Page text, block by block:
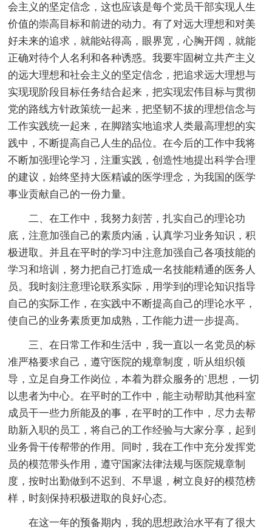
会主义的坚定信念，这也应该是每个党员干部实现人生
价值的崇高目标和前进的动力。有了对远大理想和对美
好未来的追求，就能站得高，眼界宽，心胸开阔，就能
正确对待个人名利和各种诱惑。我要牢固树立共产主义
的远大理想和社会主义的坚定信念，把追求远大理想与
实现现阶段目标任务结合起来，把实现宏伟目标与贯彻
党的路线方针政策统一起来，把坚韧不拔的理想信念与
工作实践统一起来，在脚踏实地追求人类最高理想的实
践中，不断提高自己人生的品位。在今后的工作中我将
不断加强理论学习，注重实践，创造性地提出科学合理
的建议，始终坚持大医精诚的医学理念，为我国的医学
事业贡献自己的一份力量。
二、在工作中，我努力刻苦，扎实自己的理论功
底，注意加强自己的素质内涵，认真学习业务知识，积
极进取。并且在平时的学习中注意加强自己各项技能的
学习和培训，努力把自己打造成一名技能精通的医务人
员。我时刻注意理论联系实际，用学到的理论知识指导
自己的实际工作，在实践中不断提高自己的理论水平，
使自己的业务素质更加成熟，工作能力进一步提高。
三、在日常工作和生活中，我一直以一名党员的标
准严格要求自己，遵守医院的规章制度，听从组织领
导，立足自身工作岗位，本着为群众服务的`思想，一切
以患者为中心。在平时的工作中，能主动帮助其他科室
成员干一些力所能及的事，在平时的工作中，尽力去帮
助新入职的员工，将自己的工作经验与大家分享，起到
业务骨干传帮带的作用。同时，我在工作中充分发挥党
员的模范带头作用，遵守国家法律法规与医院规章制
度，按时出勤做到不迟到、不早退，树立良好的模范榜
样，时刻保持积极进取的良好心态。
在这一年的预备期内，我的思想政治水平有了很大